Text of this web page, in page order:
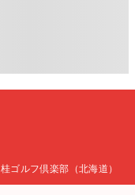
桂ゴルフ倶楽部（北海道）